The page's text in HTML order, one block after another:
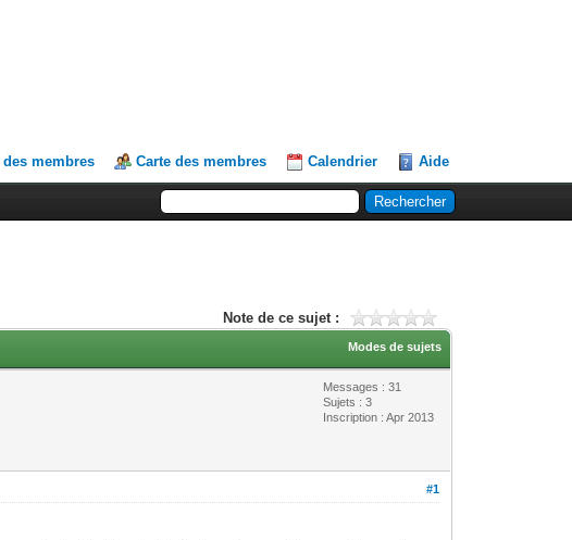
des membres Carte des membres Calendrier Aide
Note de ce sujet :
Modes de sujets
Messages : 31
Sujets : 3
Inscription : Apr 2013
#1